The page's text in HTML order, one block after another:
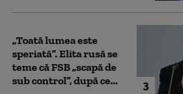
3
„Toată lumea este
speriată”. Elita rusă se
teme că FSB „scapă de
sub control”, după ce...